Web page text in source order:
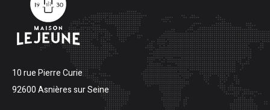
10 rue Pierre Curie
92600 Asnières sur Seine